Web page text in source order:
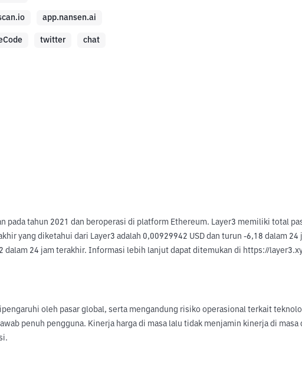
app.nansen.ai
twitter chat
pada tahun 2021 dan beroperasi di platform Ethereum. Layer3 memiliki total
yang diketahui dari Layer3 adalah 0,00929942 USD dan turun -6,18 dalam
dalam 24 jam terakhir. Informasi lebih lanjut dapat ditemukan di https://
oleh pasar global, serta mengandung risiko operasional terkait
penuh pengguna. Kinerja harga di masa lalu tidak menjamin kinerja di